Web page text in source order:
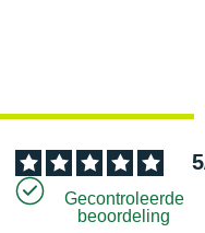
5
Gecontroleerde
beoordeling